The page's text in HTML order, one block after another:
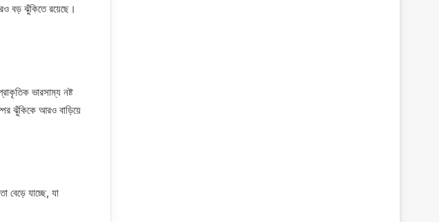
বড় ঝুঁকিতে রয়েছে।
ভারসাম্য নষ্ট
ঝুঁকিকে আরও বাড়িয়ে
বেড়ে যাচ্ছে, যা